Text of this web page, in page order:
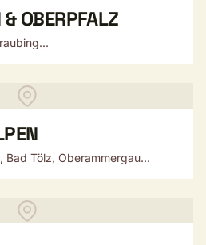
OBERPFALZ
Bad Tölz, Oberammergau...